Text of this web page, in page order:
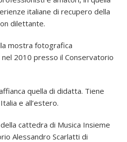
italiane di recupero della
dilettante.
mostra fotografica
nel 2010 presso il Conservatorio
quella di didatta. Tiene
e all’estero.
cattedra di Musica Insieme
Alessandro Scarlatti di